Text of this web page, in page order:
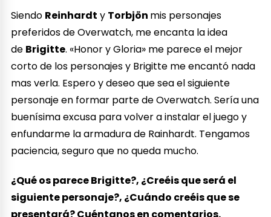
Siendo Reinhardt y Torbjön mis personajes
preferidos de Overwatch, me encanta la idea
de Brigitte. «Honor y Gloria» me parece el mejor
corto de los personajes y Brigitte me encantó nada
mas verla. Espero y deseo que sea el siguiente
personaje en formar parte de Overwatch. Sería una
buenísima excusa para volver a instalar el juego y
enfundarme la armadura de Rainhardt. Tengamos
paciencia, seguro que no queda mucho.
¿Qué os parece Brigitte?, ¿Creéis que será el
siguiente personaje?, ¿Cuándo creéis que se